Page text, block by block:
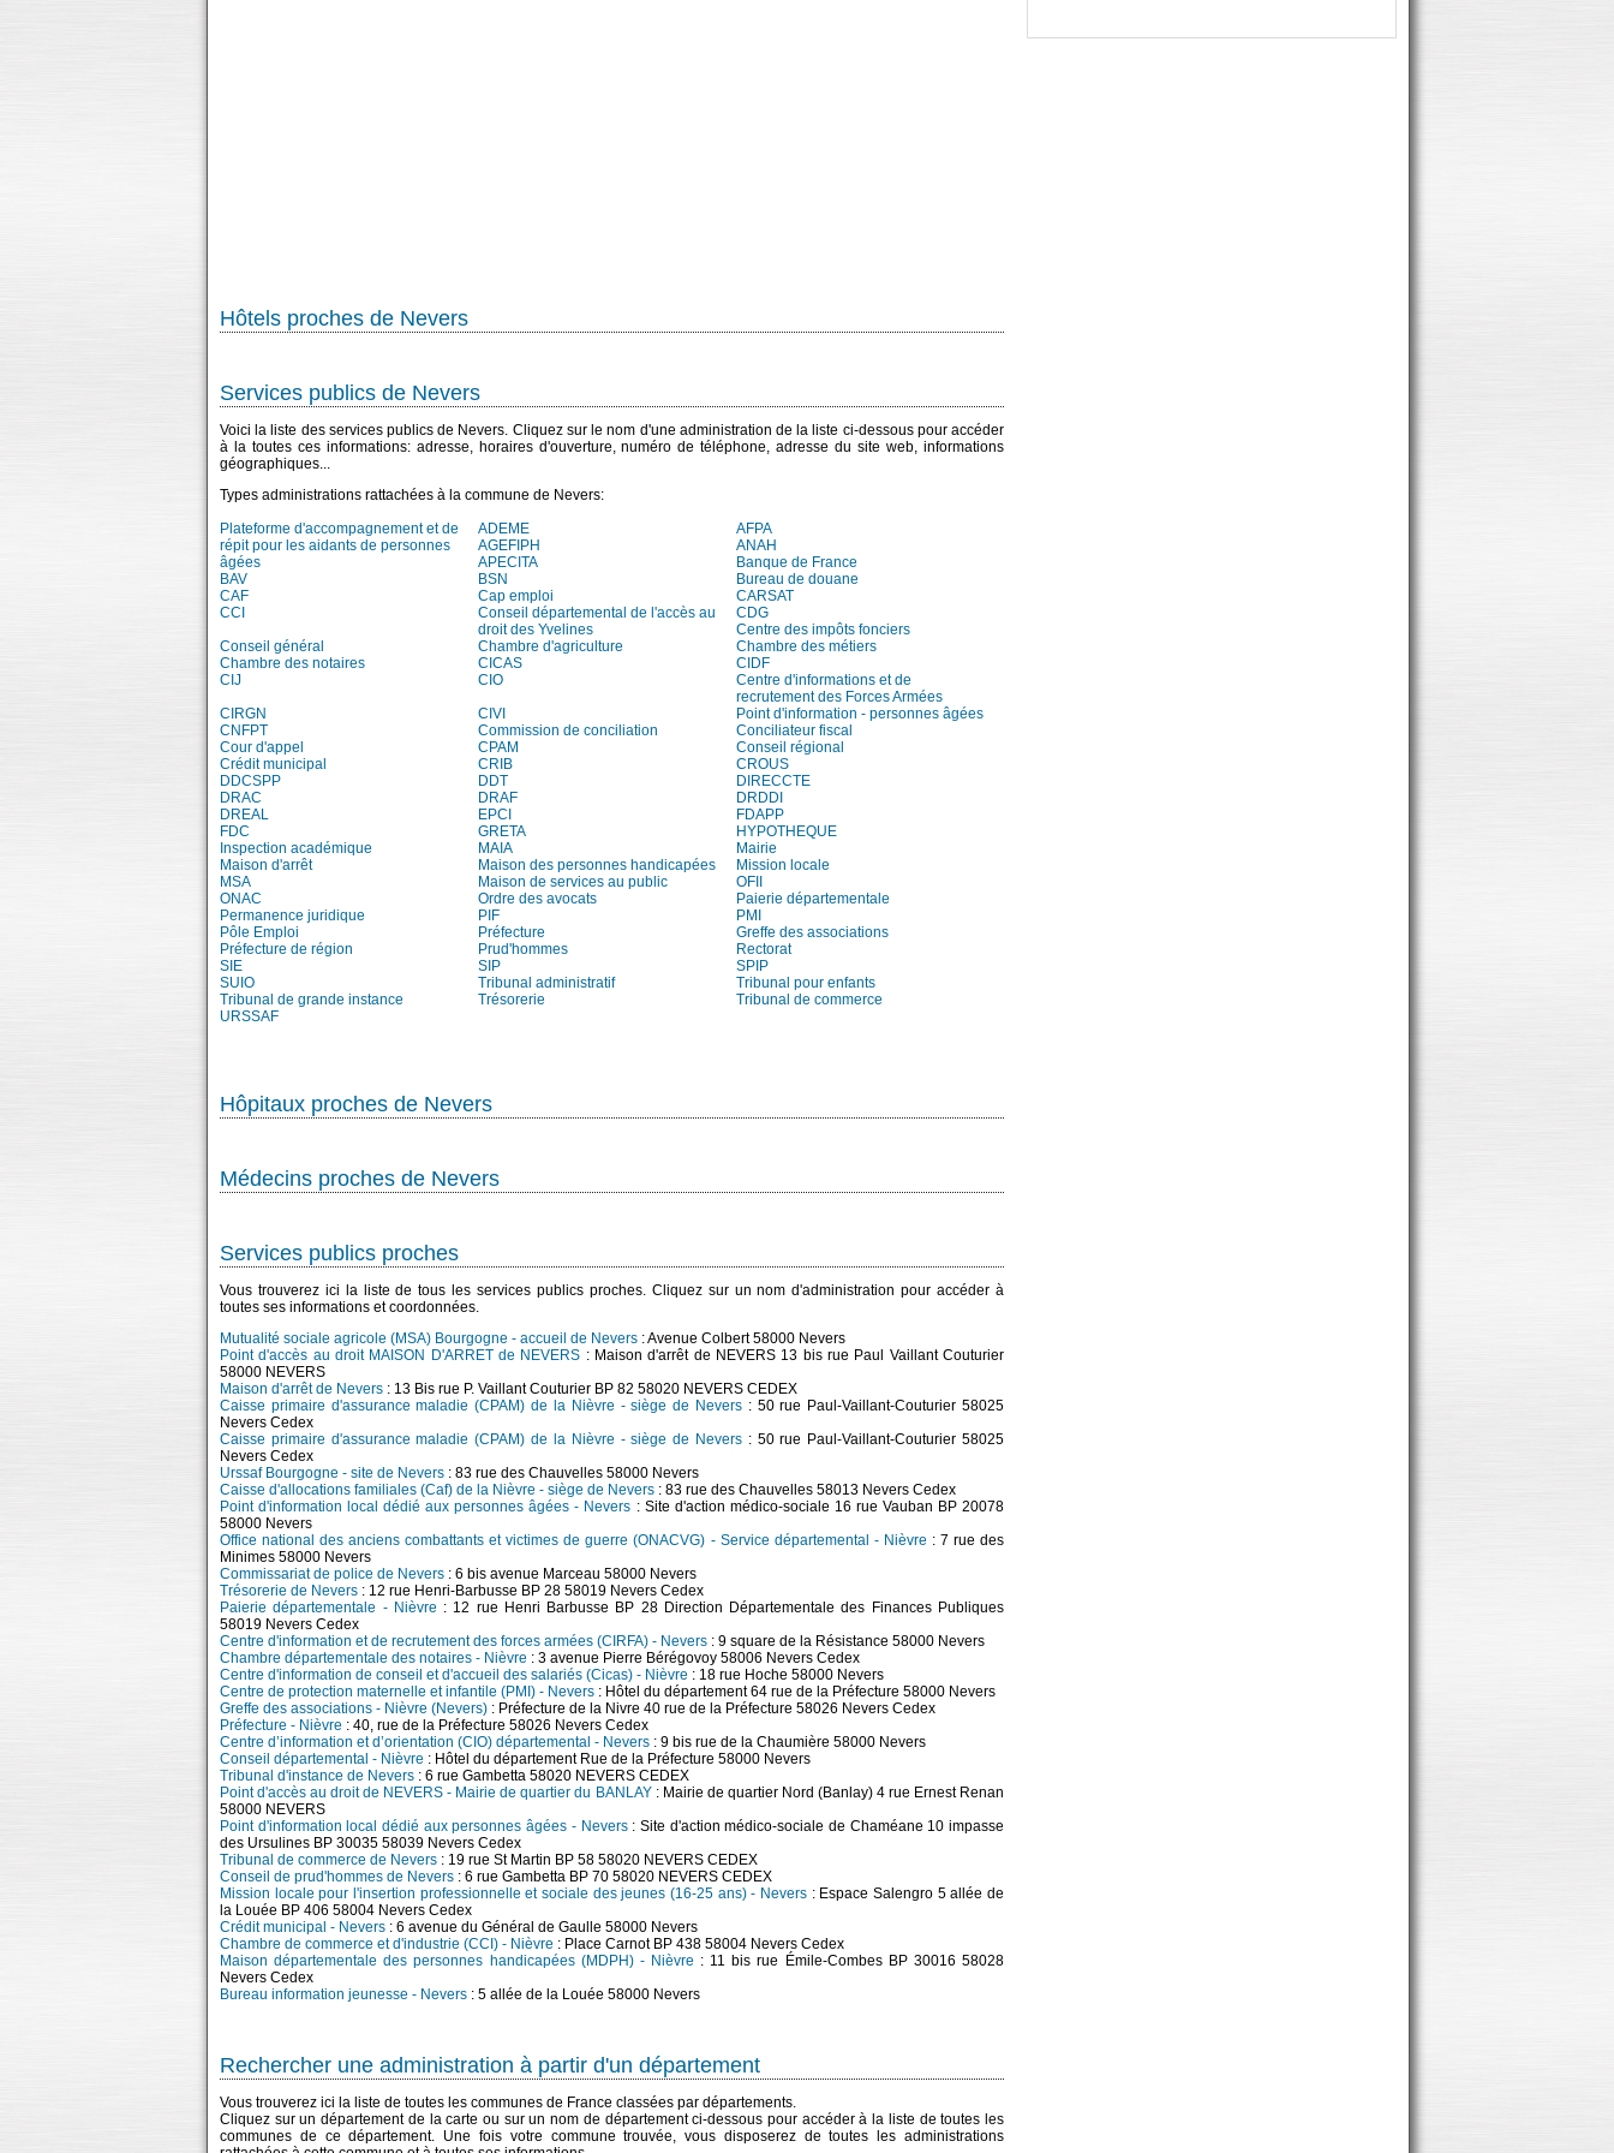
Hôtels proches de Nevers
Services publics de Nevers
Voici la liste des services publics de Nevers. Cliquez sur le nom d'une administration de la liste ci-dessous pour accéder
à la toutes ces informations: adresse, horaires d'ouverture, numéro de téléphone, adresse du site web, informations
géographiques...
Types administrations rattachées à la commune de Nevers:
Plateforme d'accompagnement et de
répit pour les aidants de personnes
âgées
ADEME
AFPA
AGEFIPH
ANAH
APECITA
Banque de France
BAV
BSN
Bureau de douane
CAF
Cap emploi
CARSAT
CCI
Conseil départemental de l'accès au
droit des Yvelines
CDG
Centre des impôts fonciers
Conseil général
Chambre d'agriculture
Chambre des métiers
Chambre des notaires
CICAS
CIDF
CIJ
CIO
Centre d'informations et de
recrutement des Forces Armées
CIRGN
CIVI
Point d'information - personnes âgées
CNFPT
Commission de conciliation
Conciliateur fiscal
Cour d'appel
CPAM
Conseil régional
Crédit municipal
CRIB
CROUS
DDCSPP
DDT
DIRECCTE
DRAC
DRAF
DRDDI
DREAL
EPCI
FDAPP
FDC
GRETA
HYPOTHEQUE
Inspection académique
MAIA
Mairie
Maison d'arrêt
Maison des personnes handicapées
Mission locale
MSA
Maison de services au public
OFII
ONAC
Ordre des avocats
Paierie départementale
Permanence juridique
PIF
PMI
Pôle Emploi
Préfecture
Greffe des associations
Préfecture de région
Prud'hommes
Rectorat
SIE
SIP
SPIP
SUIO
Tribunal administratif
Tribunal pour enfants
Tribunal de grande instance
Trésorerie
Tribunal de commerce
URSSAF
Hôpitaux proches de Nevers
Médecins proches de Nevers
Services publics proches
Vous trouverez ici la liste de tous les services publics proches. Cliquez sur un nom d'administration pour accéder à
toutes ses informations et coordonnées.
Mutualité sociale agricole (MSA) Bourgogne - accueil de Nevers : Avenue Colbert 58000 Nevers
Point d'accès au droit MAISON D'ARRET de NEVERS : Maison d'arrêt de NEVERS 13 bis rue Paul Vaillant Couturier
58000 NEVERS
Maison d'arrêt de Nevers : 13 Bis rue P. Vaillant Couturier BP 82 58020 NEVERS CEDEX
Caisse primaire d'assurance maladie (CPAM) de la Nièvre - siège de Nevers: 50 rue Paul-Vaillant-Couturier 58025
Nevers Cedex
Caisse primaire d'assurance maladie (CPAM) de la Nièvre - siège de Nevers: 50 rue Paul-Vaillant-Couturier 58025
Nevers Cedex
Urssaf Bourgogne - site de Nevers : 83 rue des Chauvelles 58000 Nevers
Caisse d'allocations familiales (Caf) de la Nièvre - siège de Nevers : 83 rue des Chauvelles 58013 Nevers Cedex
Point d'information local dédié aux personnes âgées - Nevers : Site d'action médico-sociale 16 rue Vauban BP 20078
58000 Nevers
Office national des anciens combattants et victimes de guerre (ONACVG) - Service départemental - Nièvre : 7 rue des
Minimes 58000 Nevers
Commissariat de police de Nevers : 6 bis avenue Marceau 58000 Nevers
Trésorerie de Nevers : 12 rue Henri-Barbusse BP 28 58019 Nevers Cedex
Paierie départementale - Nièvre : 12 rue Henri Barbusse BP 28 Direction Départementale des Finances Publiques
58019 Nevers Cedex
Centre d'information et de recrutement des forces armées (CIRFA) - Nevers : 9 square de la Résistance 58000 Nevers
Chambre départementale des notaires - Nièvre : 3 avenue Pierre Bérégovoy 58006 Nevers Cedex
Centre d'information de conseil et d'accueil des salariés (Cicas) - Nièvre : 18 rue Hoche 58000 Nevers
Centre de protection maternelle et infantile (PMI) - Nevers : Hôtel du département 64 rue de la Préfecture 58000 Nevers
Greffe des associations - Nièvre (Nevers) : Préfecture de la Nivre 40 rue de la Préfecture 58026 Nevers Cedex
Préfecture - Nièvre : 40, rue de la Préfecture 58026 Nevers Cedex
Centre d’information et d’orientation (CIO) départemental - Nevers : 9 bis rue de la Chaumière 58000 Nevers
Conseil départemental - Nièvre : Hôtel du département Rue de la Préfecture 58000 Nevers
Tribunal d'instance de Nevers : 6 rue Gambetta 58020 NEVERS CEDEX
Point d'accès au droit de NEVERS - Mairie de quartier du BANLAY: Mairie de quartier Nord (Banlay) 4 rue Ernest Renan
58000 NEVERS
Point d'information local dédié aux personnes âgées - Nevers: Site d'action médico-sociale de Chaméane 10 impasse
des Ursulines BP 30035 58039 Nevers Cedex
Tribunal de commerce de Nevers : 19 rue St Martin BP 58 58020 NEVERS CEDEX
Conseil de prud'hommes de Nevers : 6 rue Gambetta BP 70 58020 NEVERS CEDEX
Mission locale pour l'insertion professionnelle et sociale des jeunes (16-25 ans) - Nevers : Espace Salengro 5 allée de
la Louée BP 406 58004 Nevers Cedex
Crédit municipal - Nevers : 6 avenue du Général de Gaulle 58000 Nevers
Chambre de commerce et d'industrie (CCI) - Nièvre : Place Carnot BP 438 58004 Nevers Cedex
Maison départementale des personnes handicapées (MDPH) - Nièvre : 11 bis rue Émile-Combes BP 30016 58028
Nevers Cedex
Bureau information jeunesse - Nevers : 5 allée de la Louée 58000 Nevers
Rechercher une administration à partir d'un département
Vous trouverez ici la liste de toutes les communes de France classées par départements.
Cliquez sur un département de la carte ou sur un nom de département ci-dessous pour accéder à la liste de toutes les
communes de ce département. Une fois votre commune trouvée, vous disposerez de toutes les administrations